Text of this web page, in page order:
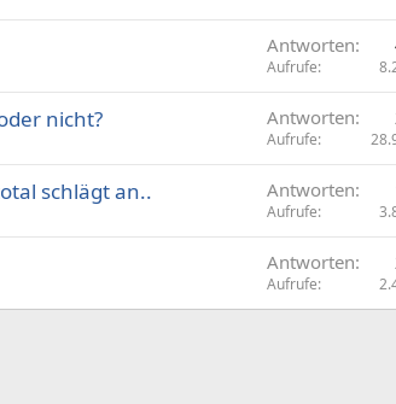
Antworten
Aufrufe
nicht? Antworten
Aufrufe
schlägt an.. Antworten
Aufrufe
Antworten
Aufrufe